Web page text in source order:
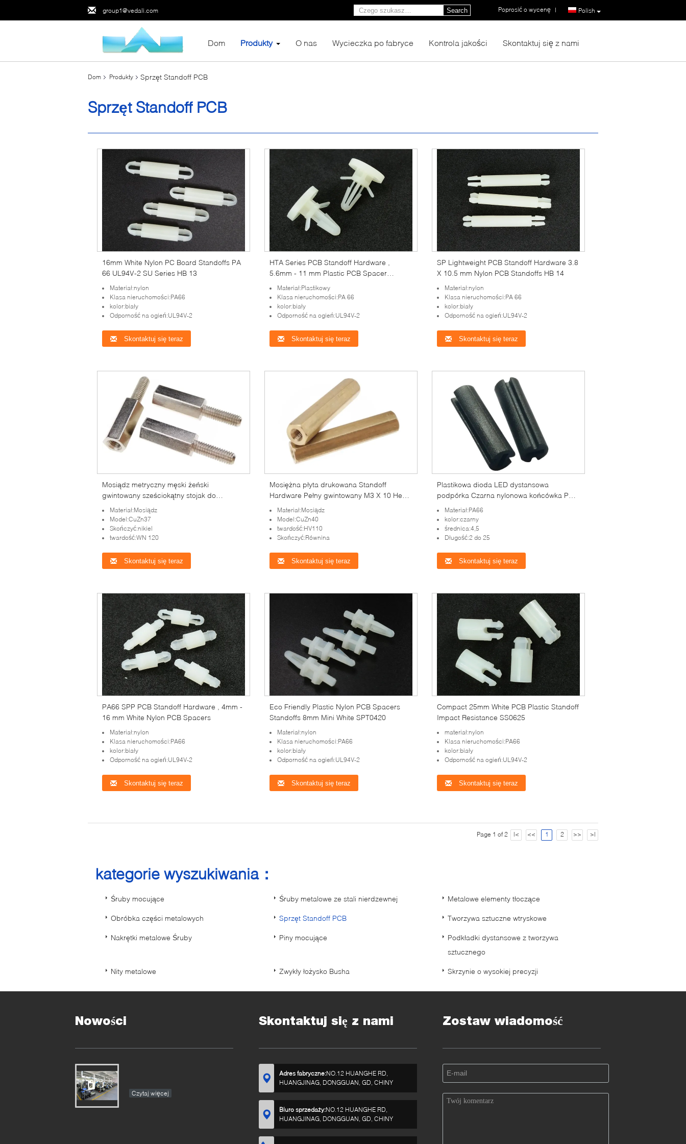
group1@vedali.com Polish
Poprosić o wycenę |
Search
Dom Produkty O nas Wycieczka po fabryce Kontrola jakości Skontaktuj się z nami
Dom Produkty Sprzęt Standoff PCB
Sprzęt Standoff PCB
16mm White Nylon PC Board Standoffs PA
66 UL94V-2 SU Series HB 13
Materiał:nylon
Klasa nieruchomości:PA66
kolor:biały
Odporność na ogień:UL94V-2
Skontaktuj się teraz
HTA Series PCB Standoff Hardware ,
5.6mm - 11 mm Plastic PCB Spacer
Support
Materiał:Plastikowy
Klasa nieruchomości:PA 66
kolor:biały
Odporność na ogień:UL94V-2
Skontaktuj się teraz
SP Lightweight PCB Standoff Hardware 3.8
X 10.5 mm Nylon PCB Standoffs HB 14
Materiał:nylon
Klasa nieruchomości:PA 66
kolor:biały
Odporność na ogień:UL94V-2
Skontaktuj się teraz
Mosiądz metryczny męski żeński
gwintowany sześciokątny stojak do
połączenia z płytą drukowaną M4 x 20mm
Materiał:Mosiądz
Model:CuZn37
Skończyć:nikiel
twardość:WN 120
Skontaktuj się teraz
Mosiężna płyta drukowana Standoff
Hardware Pełny gwintowany M3 X 10 Hex
Spacers Standoffs dla elektroniki
Materiał:Mosiądz
Model:CuZn40
twardość:HV110
Skończyć:Równina
Skontaktuj się teraz
Plastikowa dioda LED dystansowa
podpórka Czarna nylonowa końcówka PCB
Sprzęgło UL Zatwierdzone
Materiał:PA66
kolor:czarny
średnica:4,5
Długość:2 do 25
Skontaktuj się teraz
PA66 SPP PCB Standoff Hardware , 4mm -
16 mm White Nylon PCB Spacers
Materiał:nylon
Klasa nieruchomości:PA66
kolor:biały
Odporność na ogień:UL94V-2
Skontaktuj się teraz
Eco Friendly Plastic Nylon PCB Spacers
Standoffs 8mm Mini White SPT0420
Materiał:nylon
Klasa nieruchomości:PA66
kolor:biały
Odporność na ogień:UL94V-2
Skontaktuj się teraz
Compact 25mm White PCB Plastic Standoff
Impact Resistance SS0625
materiał:nylon
Klasa nieruchomości:PA66
kolor:biały
Odporność na ogień:UL94V-2
Skontaktuj się teraz
Page 1 of 2 |< << 1 2 >> >|
kategorie wyszukiwania：
Śruby mocujące Śruby metalowe ze stali nierdzewnej Metalowe elementy tłoczące
Obróbka części metalowych Sprzęt Standoff PCB Tworzywa sztuczne wtryskowe
Nakrętki metalowe Śruby Piny mocujące
Podkładki dystansowe z tworzywa
sztucznego
Nity metalowe Zwykły łożysko Busha Skrzynie o wysokiej precyzji
Nowości
Czytaj więcej
Skontaktuj się z nami
Adres fabryczne:NO.12 HUANGHE RD,
HUANGJINAG, DONGGUAN, GD, CHINY
Biuro sprzedaży:NO.12 HUANGHE RD,
HUANGJINAG, DONGGUAN, GD, CHINY
Zostaw wiadomość